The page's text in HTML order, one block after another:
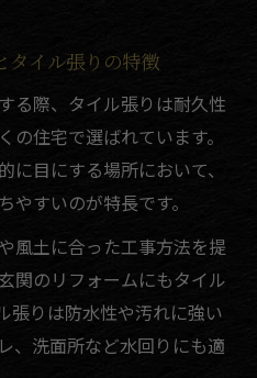
タイル張りの特徴
る際、タイル張りは耐久性
住宅で選ばれています。
目にする場所において、
やすいのが特長です。
風土に合った工事方法を提
関のリフォームにもタイル
張りは防水性や汚れに強い
、洗面所など水回りにも適